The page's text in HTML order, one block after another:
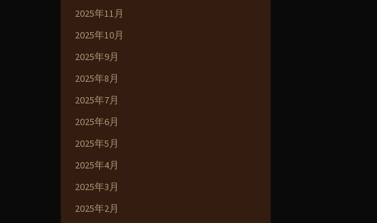
2025年11月
2025年10月
2025年9月
2025年8月
2025年7月
2025年6月
2025年5月
2025年4月
2025年3月
2025年2月